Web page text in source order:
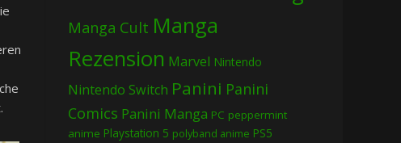
Manga Cult Manga
Rezension Marvel Nintendo
Nintendo Switch Panini Panini
Comics Panini Manga PC peppermint
anime Playstation 5 polyband anime PS5